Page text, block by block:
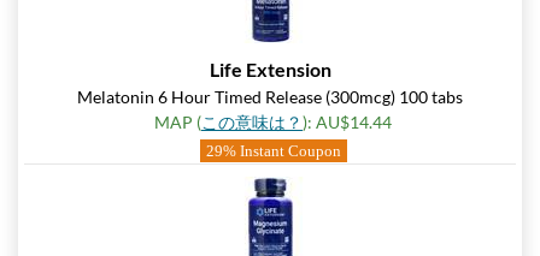
Pumpkin Spice - Pouch 2
oz
販売価格: AU$10.41
ディスカウント％ 7%
Real Ginger - Pouch 2 oz
Life Extension
Melatonin 6 Hour Timed Release (300mcg) 100 tabs
MAP (この意味は？): AU$14.44
29% Instant Coupon